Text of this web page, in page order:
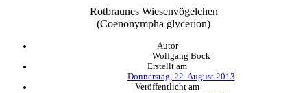
Rotbraunes Wiesenvögelchen
(Coenonympha glycerion)
Autor
Wolfgang Bock
Erstellt am
Donnerstag, 22. August 2013
Veröffentlicht am